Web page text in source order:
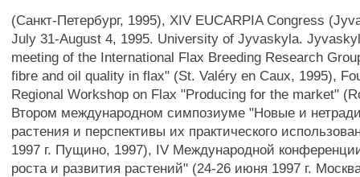
(Санкт-Петербург, 1995), XIV EUCARPIA Congress
July 31-August 4, 1995. University of Jyvaskyla.
meeting of the International Flax Breeding Research
fibre and oil quality in flax" (St. Valéry en Caux, 1995),
Regional Workshop on Flax "Producing for the market"
Втором международном симпозиуме "Новые и
растения и перспективы их практического
1997 г. Пущино, 1997), IV Международной
роста и развития растений" (24-26 июня 1997 г.